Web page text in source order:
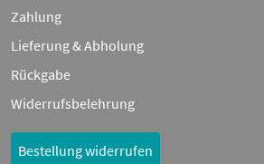
Zahlung
Lieferung & Abholung
Rückgabe
Widerrufsbelehrung
Bestellung widerrufen